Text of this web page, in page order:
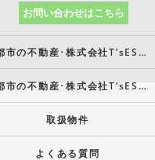
お問い合わせはこちら
京都市の不動産･株式会社T’sESTATE京都の口コミ情報
京都市の不動産･株式会社T’sESTATE京都のお客様の声
取扱物件
よくある質問